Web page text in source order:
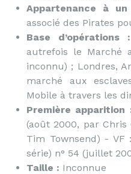
Appartenance à
associé des Pirates
Base d’opérations :
autrefois le Marché
inconnu) ; Londres,
marché aux
Mobile à travers les
Première apparition
(août 2000, par
Tim Townsend) - VF
série) n° 54 (juillet
Taille : Inconnue